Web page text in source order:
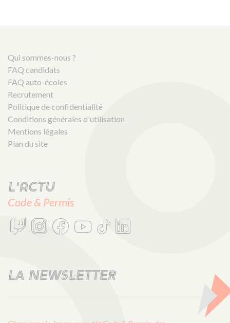
Qui sommes-nous ?
FAQ candidats
FAQ auto-écoles
Recrutement
Politique de confidentialité
Conditions générales d'utilisation
Mentions légales
Plan du site
L'actu
Code & Permis
LA NEWSLETTER